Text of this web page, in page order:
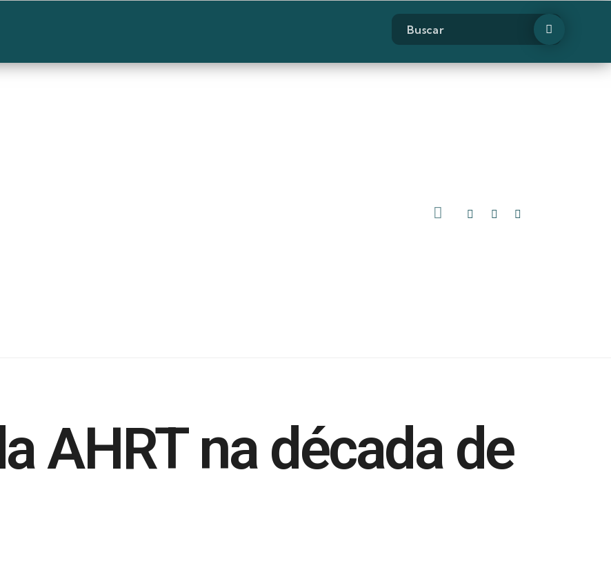
AHRT na década de